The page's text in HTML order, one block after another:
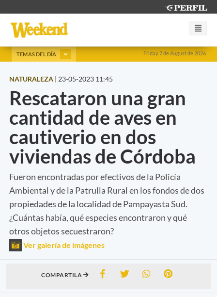
Friday 7 de August de 2026
TEMAS DEL DÍA
NATURALEZA | 23-05-2023 11:45
Rescataron una gran
cantidad de aves en
cautiverio en dos
viviendas de Córdoba
Fueron encontradas por efectivos de la Policía
Ambiental y de la Patrulla Rural en los fondos de dos
propiedades de la localidad de Pampayasta Sud.
¿Cuántas había, qué especies encontraron y qué
otros objetos secuestraron?
Ver galería de imágenes
COMPARTILA